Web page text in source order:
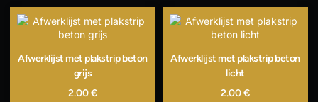
Afwerklijst met plakstrip beton
grijs
2.00€
Afwerklijst met plakstrip beton
licht
2.00€